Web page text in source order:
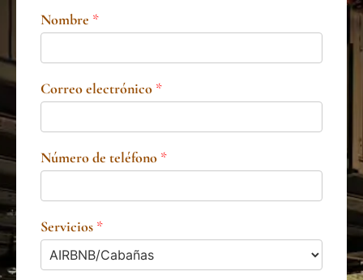
Nombre *
Correo electrónico *
Número de teléfono *
Servicios *